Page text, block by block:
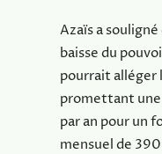
Azaïs a
baisse du
pourrait alléger
promettant
par an pour un
mensuel de